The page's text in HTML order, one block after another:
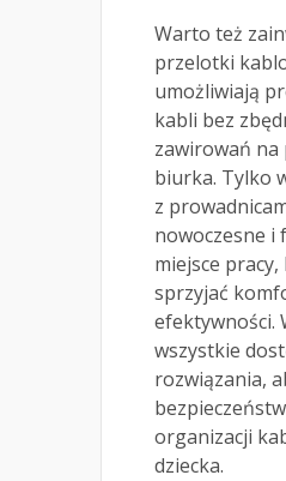
Warto też
przelotki
umożliwiają
kabli bez
zawirowań na
biurka. Tylko
z
nowoczesne i
miejsce
sprzyjać
efektywności.
wszystkie
rozwiązania,
organizacji
dziecka.